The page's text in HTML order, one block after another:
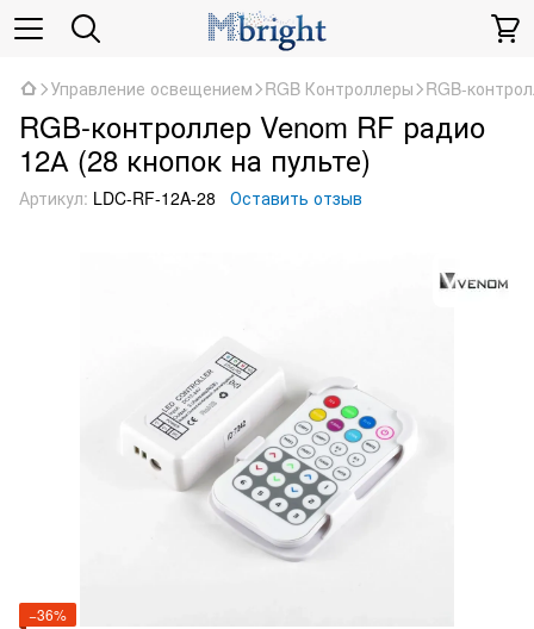
Управление освещением RGB Контроллеры RGB-
RGB-контроллер Venom RF радио
12А (28 кнопок на пульте)
Артикул: LDC-RF-12A-28 Оставить отзыв
−36%